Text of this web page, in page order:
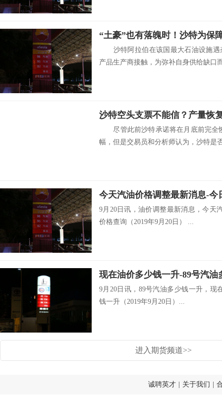
“土豪”也有落魄时！沙特为保
沙特阿拉伯在该国最大石油设施遇
产品生产商接触，为弥补自身供给缺口
尽管此前沙特承诺将在月底前完全
幅，但是交易员和分析师认为，沙特是
9月20日讯，油价调整最新消息，今天
价格查询（2019年9月20日） ...
9月20日讯，89号汽油多少钱一升，现
钱一升（2019年9月20日）...
进入期货频道>>
诚聘英才 关于我们